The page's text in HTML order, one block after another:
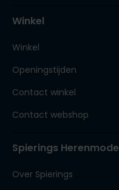
Winkel
Winkel
Openingstijden
Contact winkel
Contact webshop
Spierings Herenmode
Over Spierings